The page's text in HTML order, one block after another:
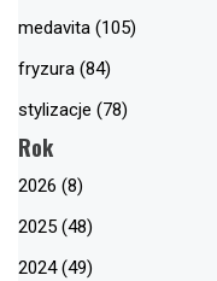
medavita (105)
fryzura (84)
stylizacje (78)
Rok
2026 (8)
2025 (48)
2024 (49)